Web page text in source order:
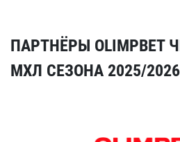
ПАРТНЁРЫ OLIMPBET
МХЛ СЕЗОНА 2025/2026